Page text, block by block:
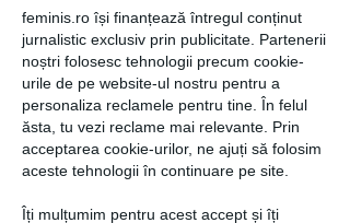
feminis.ro își finanțează întregul conținut
jurnalistic exclusiv prin publicitate. Partenerii
noștri folosesc tehnologii precum cookie-
urile de pe website-ul nostru pentru a
personaliza reclamele pentru tine. În felul
ăsta, tu vezi reclame mai relevante. Prin
acceptarea cookie-urilor, ne ajuți să folosim
aceste tehnologii în continuare pe site.
Îți mulțumim pentru acest accept și îți
Primele femei parasutiste: Smaranda
Braescu s-a aruncat in gol...
23 iul 2013